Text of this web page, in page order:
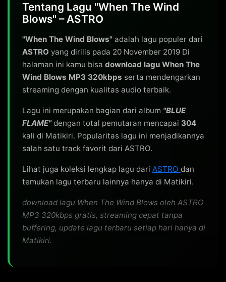
Tentang Lagu "When The Wind
Blows" – ASTRO
"When The Wind Blows" adalah lagu populer dari
ASTRO yang dirilis pada 20 November 2019 Di
halaman ini kamu bisa download lagu When The
Wind Blows MP3 320kbps serta mendengarkan
streaming dengan kualitas audio terbaik.
Lagu ini merupakan bagian dari album "BLUE
FLAME"dengan total pemutaran mencapai 304
kali di Matikiri. Popularitas lagu ini menjadikannya
salah satu track favorit dari ASTRO.
Lihat juga koleksi lengkap lagu dari ASTRO dan
temukan lagu terbaru lainnya hanya di Matikiri.
download lagu When The Wind Blows oleh ASTRO
MP3 320kbps gratis, streaming cepat tanpa
buffering, update lagu terbaru setiap hari hanya di
Matikiri.